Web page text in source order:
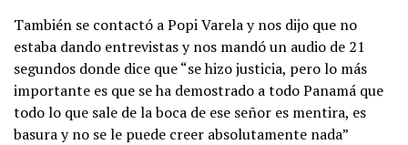
También se contactó a Popi Varela y nos dijo que no
estaba dando entrevistas y nos mandó un audio de 21
segundos donde dice que “se hizo justicia, pero lo más
importante es que se ha demostrado a todo Panamá que
todo lo que sale de la boca de ese señor es mentira, es
basura y no se le puede creer absolutamente nada”